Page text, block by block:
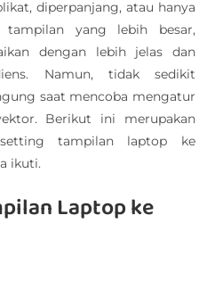
diperpanjang, atau hanya
tampilan yang lebih besar,
dengan lebih jelas dan
Namun, tidak sedikit
saat mencoba mengatur
Berikut ini merupakan
tampilan laptop ke
ikuti.
Laptop ke